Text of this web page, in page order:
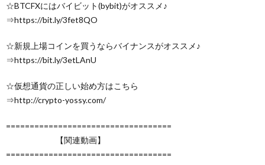
☆BTCFXにはバイビット(bybit)がオススメ♪
⇒https://bit.ly/3fet8QO
☆新規上場コインを買うならバイナンスがオススメ♪
⇒https://bit.ly/3etLAnU
☆仮想通貨の正しい始め方はこちら
⇒http://crypto-yossy.com/
===================================
【関連動画】
===================================